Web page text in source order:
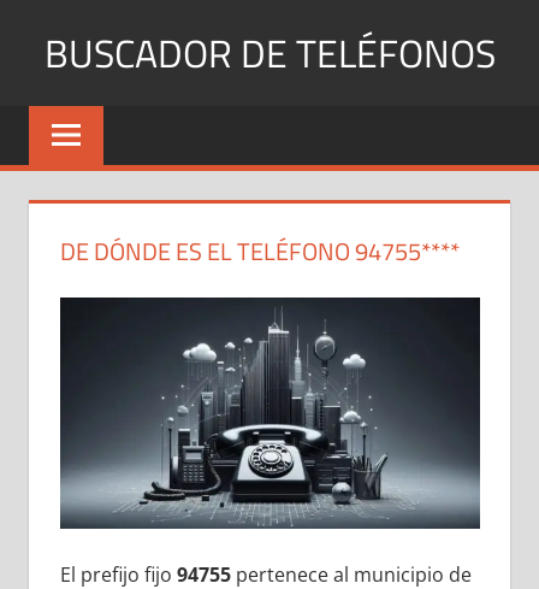
BUSCADOR DE TELÉFONOS
Identifica
Números
y
DE DÓNDE ES EL TELÉFONO 94755****
El prefijo fijo 94755pertenece al municipio dе